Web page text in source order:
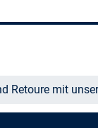
Retoure mit